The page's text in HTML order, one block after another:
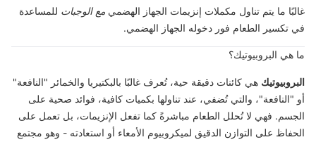
غالبًا ما يتم تناول مكملات إنزيمات الجهاز الهضمي مع الوجبات للمساعدة
في تكسير الطعام فور دخوله الجهاز الهضمي.
ما هي البروبيوتيك؟
البروبيوتيك هي كائنات دقيقة حية، تُعرف غالبًا بالبكتيريا والخمائر "النافعة"
أو "النافعة"، والتي تُضفي، عند تناولها بكميات كافية، فوائد صحية على
الجسم. فهي لا تُحلل الطعام مباشرةً كما تفعل الإنزيمات، بل تعمل على
الحفاظ على التوازن الدقيق لميكروبيوم الأمعاء أو استعادته - وهو مجتمع